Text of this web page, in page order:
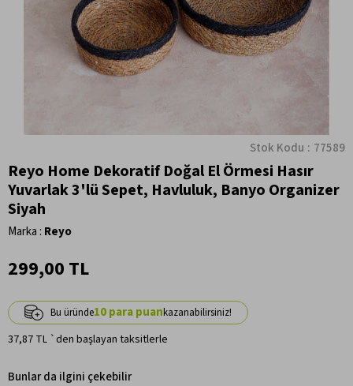
Stok Kodu 77589
Reyo Home Dekoratif Doğal El Örmesi Hasır
Yuvarlak 3'lü Sepet, Havluluk, Banyo Organizer
Siyah
Marka : Reyo
299,00 TL
10
37,87 TL `den başlayan taksitlerle
Bunlar da ilgini çekebilir